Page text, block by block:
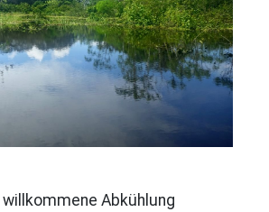
Abkühlung